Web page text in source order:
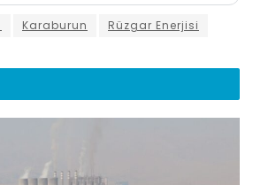
Karaburun Rüzgar Enerjisi